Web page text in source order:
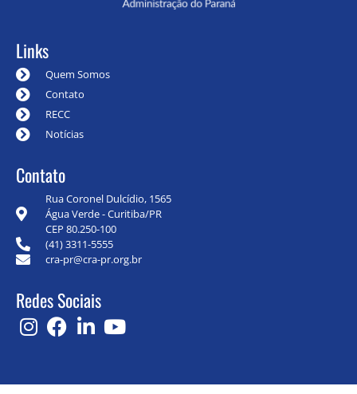
Links
Quem Somos
Contato
RECC
Notícias
Contato
Rua Coronel Dulcídio, 1565
Água Verde - Curitiba/PR
CEP 80.250-100
(41) 3311-5555
cra-pr@cra-pr.org.br
Redes Sociais